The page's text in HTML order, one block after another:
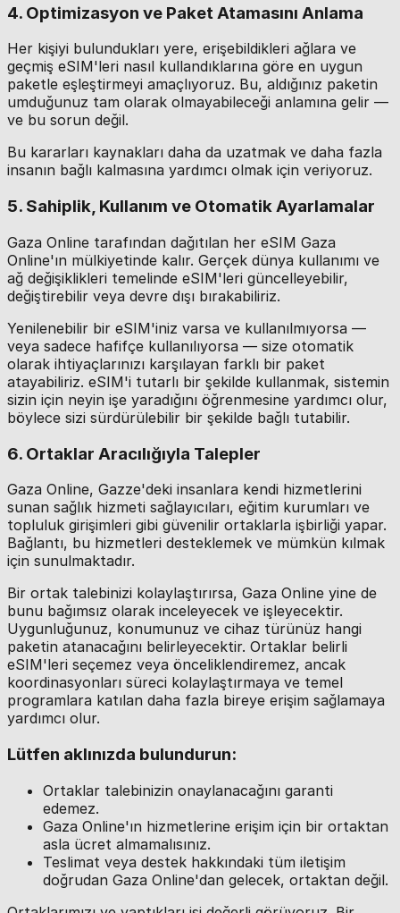
4. Optimizasyon ve Paket Atamasını Anlama
Her kişiyi bulundukları yere, erişebildikleri ağlara ve
geçmiş eSIM'leri nasıl kullandıklarına göre en uygun
paketle eşleştirmeyi amaçlıyoruz. Bu, aldığınız paketin
umduğunuz tam olarak olmayabileceği anlamına gelir —
ve bu sorun değil.
Bu kararları kaynakları daha da uzatmak ve daha fazla
insanın bağlı kalmasına yardımcı olmak için veriyoruz.
5. Sahiplik, Kullanım ve Otomatik Ayarlamalar
Gaza Online tarafından dağıtılan her eSIM Gaza
Online'ın mülkiyetinde kalır. Gerçek dünya kullanımı ve
ağ değişiklikleri temelinde eSIM'leri güncelleyebilir,
değiştirebilir veya devre dışı bırakabiliriz.
Yenilenebilir bir eSIM'iniz varsa ve kullanılmıyorsa —
veya sadece hafifçe kullanılıyorsa — size otomatik
olarak ihtiyaçlarınızı karşılayan farklı bir paket
atayabiliriz. eSIM'i tutarlı bir şekilde kullanmak, sistemin
sizin için neyin işe yaradığını öğrenmesine yardımcı olur,
böylece sizi sürdürülebilir bir şekilde bağlı tutabilir.
6. Ortaklar Aracılığıyla Talepler
Gaza Online, Gazze'deki insanlara kendi hizmetlerini
sunan sağlık hizmeti sağlayıcıları, eğitim kurumları ve
topluluk girişimleri gibi güvenilir ortaklarla işbirliği yapar.
Bağlantı, bu hizmetleri desteklemek ve mümkün kılmak
için sunulmaktadır.
Bir ortak talebinizi kolaylaştırırsa, Gaza Online yine de
bunu bağımsız olarak inceleyecek ve işleyecektir.
Uygunluğunuz, konumunuz ve cihaz türünüz hangi
paketin atanacağını belirleyecektir. Ortaklar belirli
eSIM'leri seçemez veya önceliklendiremez, ancak
koordinasyonları süreci kolaylaştırmaya ve temel
programlara katılan daha fazla bireye erişim sağlamaya
yardımcı olur.
Lütfen aklınızda bulundurun:
Ortaklar talebinizin onaylanacağını garanti
edemez.
Gaza Online'ın hizmetlerine erişim için bir ortaktan
asla ücret almamalısınız.
Teslimat veya destek hakkındaki tüm iletişim
doğrudan Gaza Online'dan gelecek, ortaktan değil.